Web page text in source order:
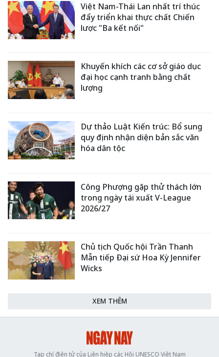
Việt Nam-Thái Lan nhất trí thúc
đẩy triển khai thực chất Chiến
lược "Ba kết nối"
Khuyến khích các cơ sở giáo dục
đại học cạnh tranh bằng chất
lượng
Dự thảo Luật Kiến trúc: Bổ sung
quy định nhận diện bản sắc văn
hóa dân tộc
Công Phượng gặp thử thách lớn
trong ngày tái xuất V-League
2026/27
Chủ tịch Quốc hội Trần Thanh
Mẫn tiếp Đại sứ Hoa Kỳ Jennifer
Wicks
XEM THÊM
Tạp chí điện tử của Liên hiệp các Hội UNESCO Việt Nam